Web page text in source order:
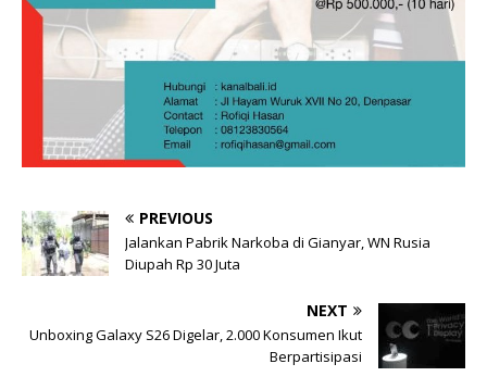
PREVIOUS
Jalankan Pabrik Narkoba di Gianyar, WN Rusia
Diupah Rp 30 Juta
NEXT
Unboxing Galaxy S26 Digelar, 2.000 Konsumen Ikut
Berpartisipasi